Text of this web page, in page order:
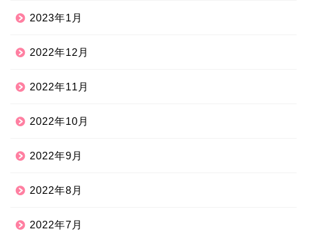
2023年1月
2022年12月
2022年11月
2022年10月
2022年9月
2022年8月
2022年7月